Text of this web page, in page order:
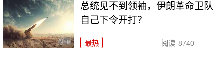
总统见不到领袖，伊朗革命卫队
自己下令开打？
最热 阅读 8740